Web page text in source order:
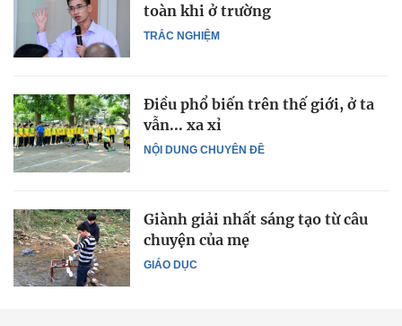
TRẮC NGHIỆM
toàn khi ở trường
NỘI DUNG CHUYÊN ĐỀ
Điều phổ biến trên thế giới, ở ta
vẫn... xa xỉ
GIÁO DỤC
Giành giải nhất sáng tạo từ câu
chuyện của mẹ